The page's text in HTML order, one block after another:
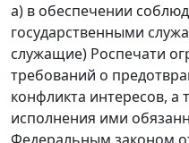
а) в обеспечении
государственными
служащие) Роспечати
требований о
конфликта интересов, а
исполнения ими